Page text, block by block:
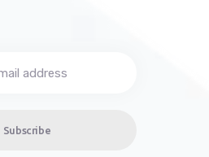
Subscribe